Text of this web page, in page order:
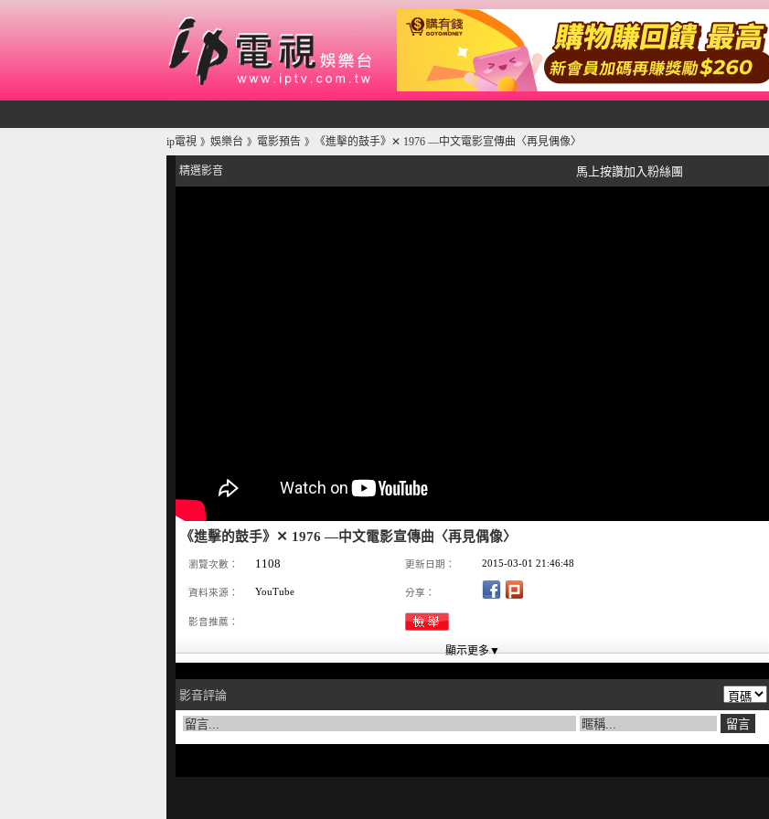
ip電視 》 娛樂台 》 電影預告 》 《進擊的鼓手》✕ 1976 —中文電影宣傳曲〈再見偶像〉
精選影音 馬上按讚加入粉絲團
《進擊的鼓手》✕ 1976 —中文電影宣傳曲〈再見偶像〉
瀏覽次數： 1108 更新日期： 2015-03-01 21:46:48
資料來源： YouTube 分享：
影音推薦：
影音評論